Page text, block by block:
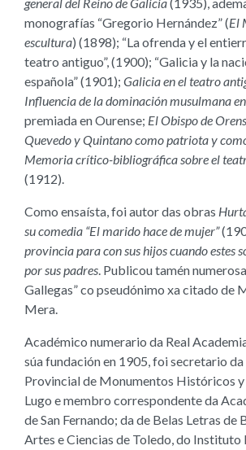
monografías “Gregorio Hernández” (El
escultura) (1898); “La ofrenda y el
teatro antiguo”, (1900); “Galicia y la
española” (1901); Galicia en el teatro
Influencia de la dominación musulmana
premiada en Ourense; El Obispo de
Quevedo y Quintano como patriota y
Memoria crítico-bibliográfica sobre el
(1912).
Como ensaísta, foi autor das obras
su comedia “El marido hace de mujer”
provincia para con sus hijos cuando estes
por sus padres. Publicou tamén
Gallegas” co pseudónimo xa citado de
Mera.
Académico numerario da Real
súa fundación en 1905, foi secretario
Provincial de Monumentos Históricos
Lugo e membro correspondente da
de San Fernando; da de Belas Letras de
Artes e Ciencias de Toledo, do